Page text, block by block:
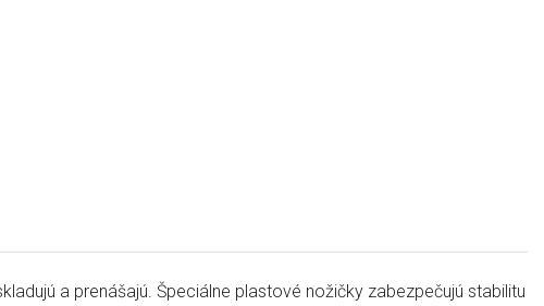
a prenášajú. Špeciálne plastové nožičky zabezpečujú stabilitu